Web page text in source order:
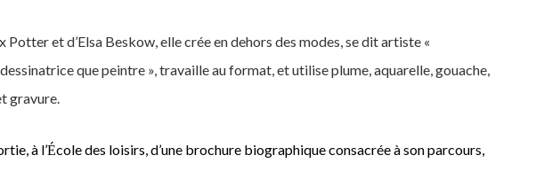
et d’Elsa Beskow, elle crée en dehors des modes, se dit artiste «
que peintre », travaille au format, et utilise plume, aquarelle, gouache,
gravure.
à l’École des loisirs, d’une brochure biographique consacrée à son parcours,